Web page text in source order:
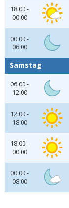
18:00 -
00:00
00:00 -
06:00
Samstag
06:00 -
12:00
12:00 -
18:00
18:00 -
00:00
00:00 -
08:00